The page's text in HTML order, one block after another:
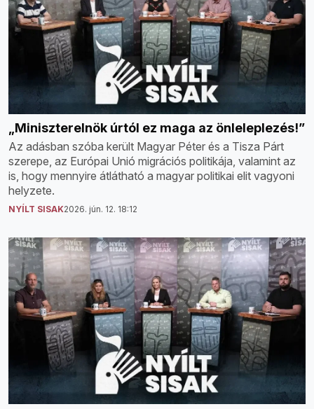
„Miniszterelnök úrtól ez maga az önleleplezés!”
Az adásban szóba került Magyar Péter és a Tisza Párt
szerepe, az Európai Unió migrációs politikája, valamint az
is, hogy mennyire átlátható a magyar politikai elit vagyoni
helyzete.
NYÍLT SISAK2026. jún. 12. 18:12